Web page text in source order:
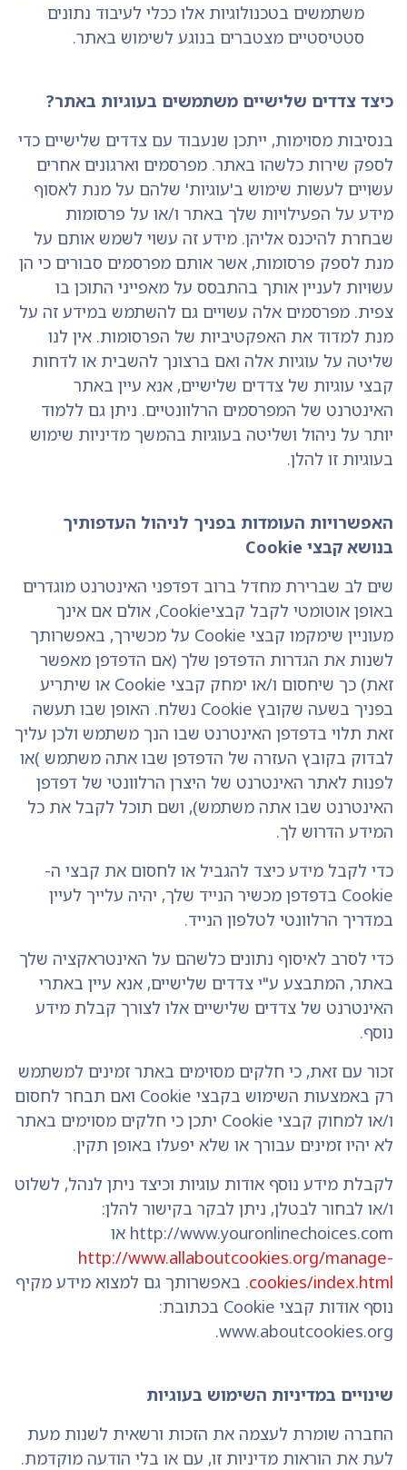
משתמשים בטכנולוגיות אלו ככלי לעיבוד נתונים
סטטיסטיים מצטברים בנוגע לשימוש באתר.
כיצד צדדים שלישיים משתמשים בעוגיות באתר?
בנסיבות מסוימות, ייתכן שנעבוד עם צדדים שלישיים כדי
לספק שירות כלשהו באתר. מפרסמים וארגונים אחרים
עשויים לעשות שימוש ב'עוגיות' שלהם על מנת לאסוף
מידע על הפעילויות שלך באתר ו/או על פרסומות
שבחרת להיכנס אליהן. מידע זה עשוי לשמש אותם על
מנת לספק פרסומות, אשר אותם מפרסמים סבורים כי הן
עשויות לעניין אותך בהתבסס על מאפייני התוכן בו
צפית. מפרסמים אלה עשויים גם להשתמש במידע זה על
מנת למדוד את האפקטיביות של הפרסומות. אין לנו
שליטה על עוגיות אלה ואם ברצונך להשבית או לדחות
קבצי עוגיות של צדדים שלישיים, אנא עיין באתר
האינטרנט של המפרסמים הרלוונטיים. ניתן גם ללמוד
יותר על ניהול ושליטה בעוגיות בהמשך מדיניות שימוש
בעוגיות זו להלן.
האפשרויות העומדות בפניך לניהול העדפותיך
בנושא קבצי Cookie
שים לב שברירת מחדל ברוב דפדפני האינטרנט מוגדרים
באופן אוטומטי לקבל קבציCookie, אולם אם אינך
מעוניין שימקמו קבצי Cookie על מכשירך, באפשרותך
לשנות את הגדרות הדפדפן שלך (אם הדפדפן מאפשר
זאת) כך שיחסום ו/או ימחק קבצי Cookie או שיתריע
בפניך בשעה שקובץ Cookie נשלח. האופן שבו תעשה
זאת תלוי בדפדפן האינטרנט שבו הנך משתמש ולכן עליך
לבדוק בקובץ העזרה של הדפדפן שבו אתה משתמש )או
לפנות לאתר האינטרנט של היצרן הרלוונטי של דפדפן
האינטרנט שבו אתה משתמש), ושם תוכל לקבל את כל
המידע הדרוש לך.
כדי לקבל מידע כיצד להגביל או לחסום את קבצי ה-
Cookie בדפדפן מכשיר הנייד שלך, יהיה עלייך לעיין
במדריך הרלוונטי לטלפון הנייד.
כדי לסרב לאיסוף נתונים כלשהם על האינטראקציה שלך
באתר, המתבצע ע"י צדדים שלישיים, אנא עיין באתרי
האינטרנט של צדדים שלישיים אלו לצורך קבלת מידע
נוסף.
זכור עם זאת, כי חלקים מסוימים באתר זמינים למשתמש
רק באמצעות השימוש בקבצי Cookie ואם תבחר לחסום
ו/או למחוק קבצי Cookie יתכן כי חלקים מסוימים באתר
לא יהיו זמינים עבורך או שלא יפעלו באופן תקין.
לקבלת מידע נוסף אודות עוגיות וכיצד ניתן לנהל, לשלוט
ו/או לבחור לבטלן, ניתן לבקר בקישור להלן:
http://www.youronlinechoices.com או
http://www.allaboutcookies.org/manage-
cookies/index.html. באפשרותך גם למצוא מידע מקיף
נוסף אודות קבצי Cookie בכתובת:
www.aboutcookies.org.
שינויים במדיניות השימוש בעוגיות
החברה שומרת לעצמה את הזכות ורשאית לשנות מעת
לעת את הוראות מדיניות זו, עם או בלי הודעה מוקדמת.